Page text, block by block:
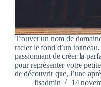
Trouver un nom de
racler le fond d’un
passionnant de créer la
pour représenter votre
de découvrir que, l’une
flsadmin
14